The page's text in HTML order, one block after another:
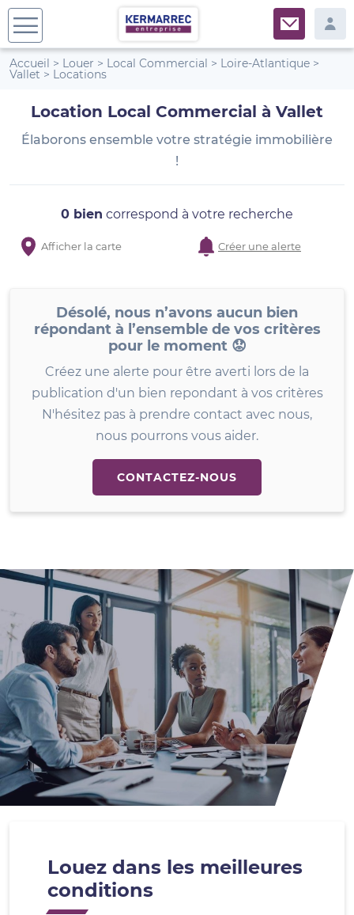
Accueil > Louer > Local Commercial > Loire-Atlantique >
Vallet > Locations
Location Local Commercial à Vallet
Élaborons ensemble votre stratégie immobilière
!
0 bien correspond à votre recherche
Afficher la carte Créer une alerte
Désolé, nous n’avons aucun bien
répondant à l’ensemble de vos critères
pour le moment 😟
Créez une alerte pour être averti lors de la
publication d'un bien repondant à vos critères
N'hésitez pas à prendre contact avec nous,
nous pourrons vous aider.
CONTACTEZ-NOUS
Louez dans les meilleures
conditions